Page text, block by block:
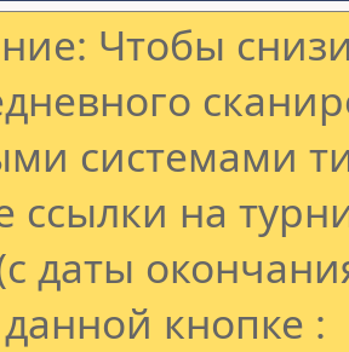
Чтобы
системами
ссылки на
даты
кнопке :